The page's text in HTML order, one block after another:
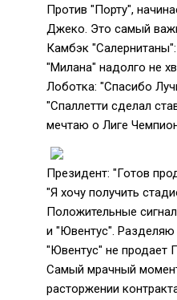
Против "Порту",
Джеко. Это самый
Камбэк
"Милана" надолго не
Лоботка: "Спасибо
"Спаллетти сделал
мечтаю о Лиге
Президент: "Готов
"Я хочу получить
Положительные
и "Ювентус".
"Ювентус" не продает
Самый мрачный
расторжении